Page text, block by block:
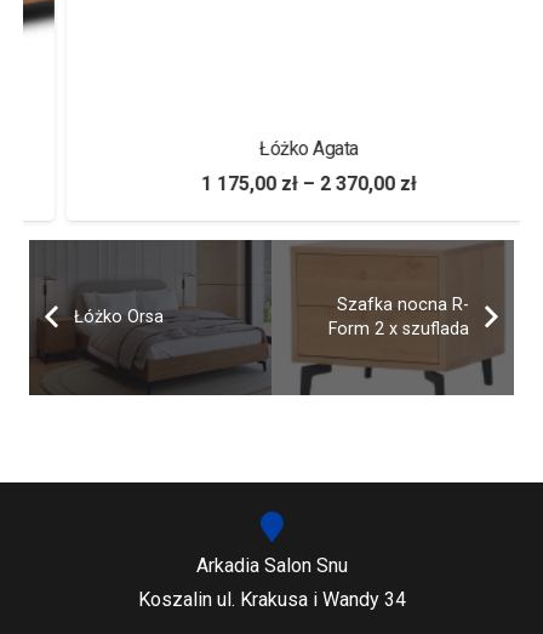
Łóżko Agata
1 175,00zł–2 370,00zł
Łóżko Orsa
Szafka nocna R-
Form 2 x szuflada
Arkadia Salon Snu
Koszalin ul. Krakusa i Wandy 34